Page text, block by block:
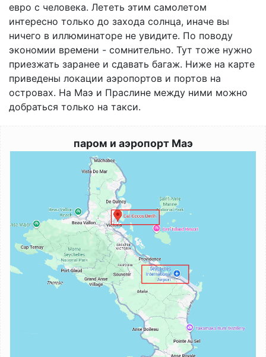
евро с человека. Лететь этим самолетом
интересно только до захода солнца, иначе вы
ничего в иллюминаторе не увидите. По поводу
экономии времени - сомнительно. Тут тоже нужно
приезжать заранее и сдавать багаж. Ниже на карте
приведены локации аэропортов и портов на
островах. На Маэ и Праслине между ними можно
добраться только на такси.
паром и аэропорт Маэ